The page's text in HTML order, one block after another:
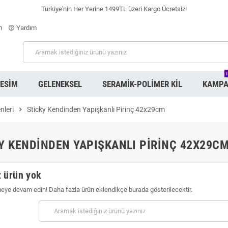
Türkiye'nin Her Yerine 1499TL üzeri Kargo Ücretsiz!
help_outline Yardım
GELENEKSEL SERAMIK-POLIMER KIL
chevron_right Sticky Kendinden Yapışkanlı Pirinç 42x29cm
KENDINDEN YAPIŞKANLI PIRINÇ
ürün yok
devam edin! Daha fazla ürün eklendikçe burada gösterilecektir.